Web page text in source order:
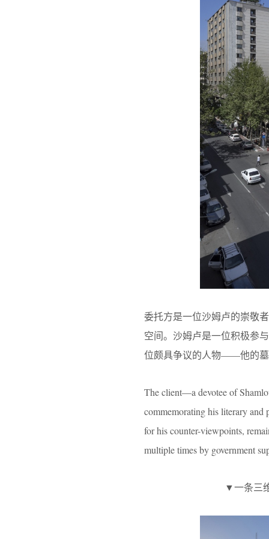
委托方是一位沙姆卢的崇敬
空间。沙姆卢是一位积极参
位颇具争议的人物——他的
The client—a devotee of
commemorating his literary and
for his counter-viewpoints,
multiple times by government
▼一条三